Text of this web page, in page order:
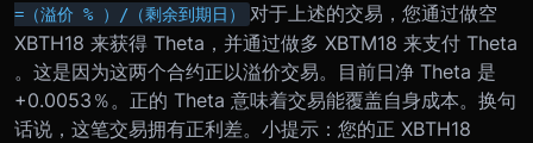
=（溢价 % ）/（剩余到期日）
对于上述的交易，您通过做空
XBTH18 来获得 Theta，并通过做多 XBTM18 来支付 Theta
。这是因为这两个合约正以溢价交易。目前日净 Theta 是
+0.0053％。正的 Theta 意味着交易能覆盖自身成本。换句
话说，这笔交易拥有正利差。 小提示：您的正 XBTH18